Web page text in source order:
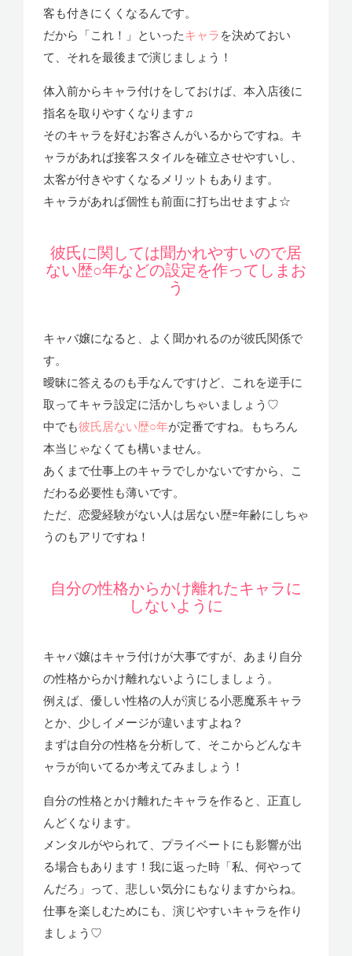
客も付きにくくなるんです。
だから「これ！」といったキャラ を決めておい
て、それを最後まで演じましょう！
体入前からキャラ付けをしておけば、本入店後に
指名を取りやすくなります♫
そのキャラを好むお客さんがいるからですね。キ
ャラがあれば接客スタイルを確立させやすいし、
太客が付きやすくなるメリットもあります。
キャラがあれば個性も前面に打ち出せますよ☆
彼氏に関しては聞かれやすいので居
ない歴○年などの設定を作ってしまお
う
キャバ嬢になると、よく聞かれるのが彼氏関係で
す。
曖昧に答えるのも手なんですけど、これを逆手に
取ってキャラ設定に活かしちゃいましょう♡
中でも彼氏居ない歴○年が定番ですね。もちろん
本当じゃなくても構いません。
あくまで仕事上のキャラでしかないですから、こ
だわる必要性も薄いです。
ただ、恋愛経験がない人は居ない歴=年齢にしちゃ
うのもアリですね！
自分の性格からかけ離れたキャラに
しないように
キャバ嬢はキャラ付けが大事ですが、あまり自分
の性格からかけ離れないようにしましょう。
例えば、優しい性格の人が演じる小悪魔系キャラ
とか、少しイメージが違いますよね？
まずは自分の性格を分析して、そこからどんなキ
ャラが向いてるか考えてみましょう！
自分の性格とかけ離れたキャラを作ると、正直し
んどくなります。
メンタルがやられて、プライベートにも影響が出
る場合もあります！我に返った時「私、何やって
んだろ」って、悲しい気分にもなりますからね。
仕事を楽しむためにも、演じやすいキャラを作り
ましょう♡